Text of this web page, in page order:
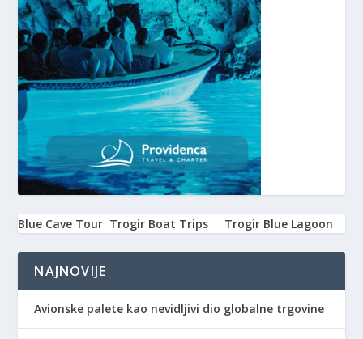
Blue Cave Tour Trogir Boat Trips Trogir Blue Lagoon
NAJNOVIJE
Avionske palete kao nevidljivi dio globalne trgovine